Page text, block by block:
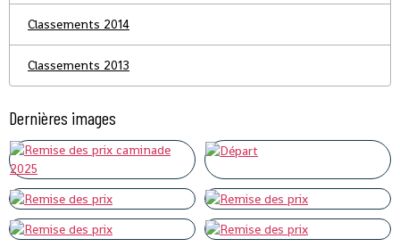
Classements 2014
Classements 2013
Dernières images